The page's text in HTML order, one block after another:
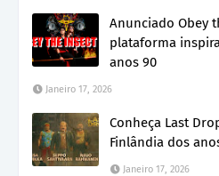
Anunciado Obey
plataforma
anos 90
Janeiro 17, 2026
Conheça Last
Finlândia dos
Janeiro 17, 2026